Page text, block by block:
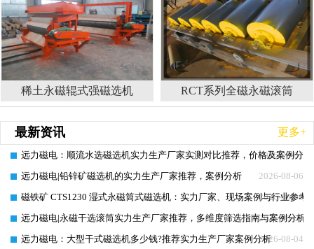
稀土永磁辊式强磁选机 RCT系列全磁永磁滚筒
最新资讯 更多+
2026-08-07
远力磁电：顺流水选磁选机实力生产厂家实测对比推荐，价格及案例分析
2026-08-06
远力磁电|铅锌矿磁选机的实力生产厂家推荐，案例分析
2026-08-06
磁铁矿 CTS1230 湿式永磁筒式磁选机：实力厂家、现场案例与行业参考
2026-08-05
远力磁电|永磁干选滚筒实力生产厂家推荐，多维度筛选指南与案例分析
2026-08-04
远力磁电：大型干式磁选机多少钱?推荐实力生产厂家案例分析